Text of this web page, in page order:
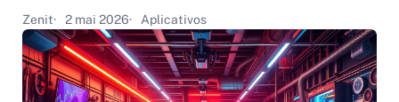
Zenit 2 mai 2026 Aplicativos